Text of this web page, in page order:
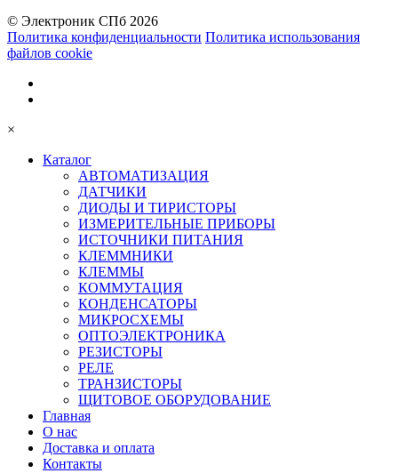
© Электроник СПб 2026
Политика конфиденциальности Политика использования
файлов cookie
×
Каталог
АВТОМАТИЗАЦИЯ
ДАТЧИКИ
ДИОДЫ И ТИРИСТОРЫ
ИЗМЕРИТЕЛЬНЫЕ ПРИБОРЫ
ИСТОЧНИКИ ПИТАНИЯ
КЛЕММНИКИ
КЛЕММЫ
КОММУТАЦИЯ
КОНДЕНСАТОРЫ
МИКРОСХЕМЫ
ОПТОЭЛЕКТРОНИКА
РЕЗИСТОРЫ
РЕЛЕ
ТРАНЗИСТОРЫ
ЩИТОВОЕ ОБОРУДОВАНИЕ
Главная
О нас
Доставка и оплата
Контакты